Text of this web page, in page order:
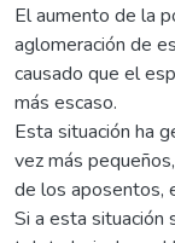
El aumento de la
aglomeración de
causado que el
más escaso.
Esta situación ha
vez más
de los aposentos,
Si a esta situación